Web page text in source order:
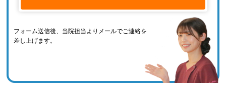
フォーム送信後、当院担当よりメールでご連絡を
差し上げます。